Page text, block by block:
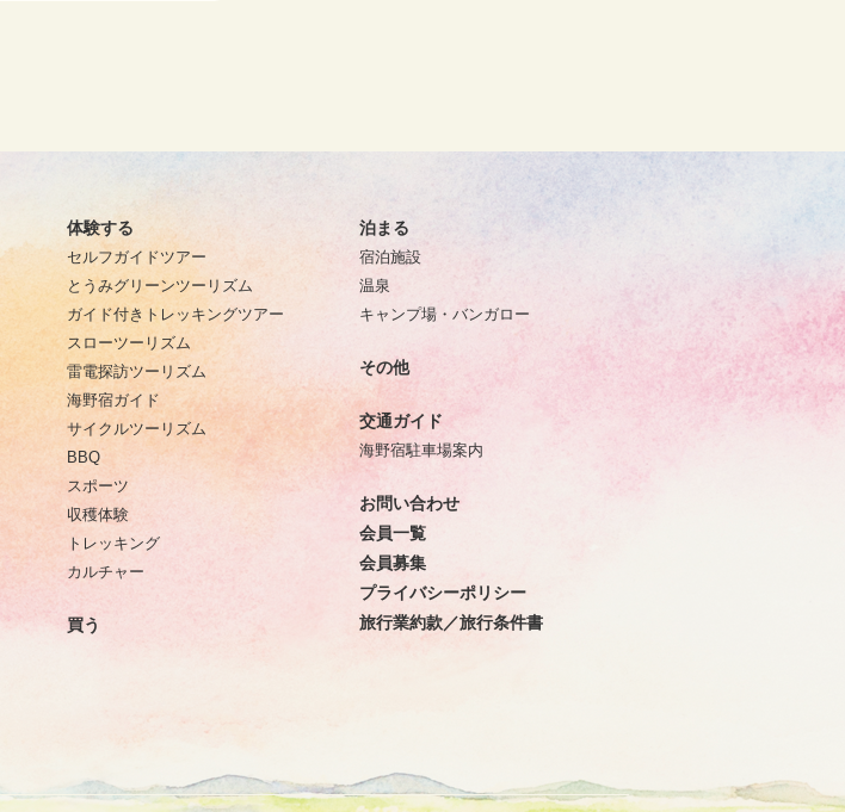
体験する
セルフガイドツアー
とうみグリーンツーリズム
ガイド付きトレッキングツアー
スローツーリズム
雷電探訪ツーリズム
海野宿ガイド
サイクルツーリズム
BBQ
スポーツ
収穫体験
トレッキング
カルチャー
買う
泊まる
宿泊施設
温泉
キャンプ場・バンガロー
その他
交通ガイド
海野宿駐車場案内
お問い合わせ
会員一覧
会員募集
プライバシーポリシー
旅行業約款／旅行条件書